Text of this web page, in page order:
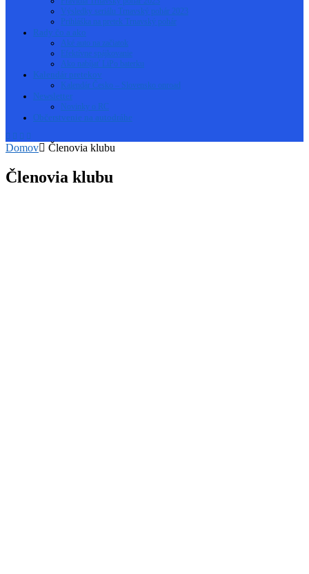
Výsledky seriálu Trnavský pohár 2023
Prihláška na pretek Trnavský pohár
Rady čo a ako
Aké auto na začiatok
Efektívne spájkovanie
Ako nabíjať LiPo baterku
Kalendár pretekov
Kalendár Česko – Slovensko onroad
Newsletter
Novinky o RC
Občerstvenie na autodráhe
Domov Členovia klubu
Členovia klubu